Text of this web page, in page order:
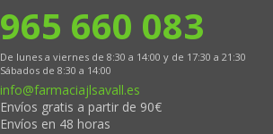
965 660 083
De lunes a viernes de 8:30 a 14:00 y de 17:30 a 21:30
Sábados de 8:30 a 14:00
info@farmaciajlsavall.es
Envíos gratis a partir de 90€
Envíos en 48 horas